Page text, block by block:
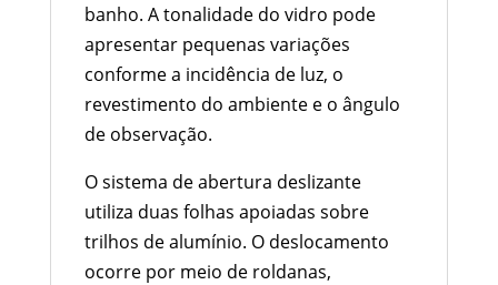
banho. A tonalidade do vidro pode
apresentar pequenas variações
conforme a incidência de luz, o
revestimento do ambiente e o ângulo
de observação.
O sistema de abertura deslizante
utiliza duas folhas apoiadas sobre
trilhos de alumínio. O deslocamento
ocorre por meio de roldanas,